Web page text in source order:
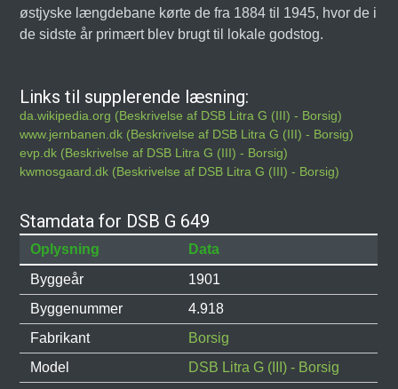
østjyske længdebane kørte de fra 1884 til 1945, hvor de i
de sidste år primært blev brugt til lokale godstog.
Links til supplerende læsning:
da.wikipedia.org (Beskrivelse af DSB Litra G (III) - Borsig)
www.jernbanen.dk (Beskrivelse af DSB Litra G (III) - Borsig)
evp.dk (Beskrivelse af DSB Litra G (III) - Borsig)
kwmosgaard.dk (Beskrivelse af DSB Litra G (III) - Borsig)
Stamdata for DSB G 649
Oplysning
Data
Byggeår
1901
Byggenummer
4.918
Fabrikant
Borsig
Model
DSB Litra G (III) - Borsig